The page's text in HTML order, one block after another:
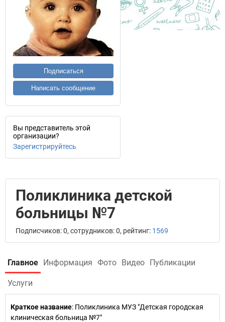
Подписаться
Написать сообщение
Вы представитель этой
организации?
Зарегистрируйтесь
Поликлиника детской
больницы №7
Подписчиков: 0, сотрудников: 0, рейтинг: 1569
Главное Информация Фото Видео Публикации
Услуги
Краткое название: Поликлиника МУЗ "Детская городская
клиническая больница №7"